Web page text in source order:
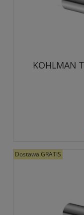
KOHLMAN
Dostawa GRATIS